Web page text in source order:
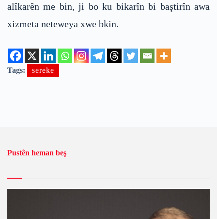
alîkarên me bin, ji bo ku bikarîn bi baştirîn awa
xizmeta neteweya xwe bkin.
Tags: sereke
Pustên heman beş